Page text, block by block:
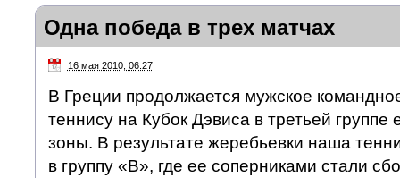
Одна победа в трех матчах
16 мая 2010, 06:27
В Греции продолжается мужское
теннису на Кубок Дэвиса в третьей группе
зоны. В результате жеребьевки наша
в группу «В», где ее соперниками стали